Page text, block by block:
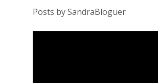
Posts by SandraBloguer